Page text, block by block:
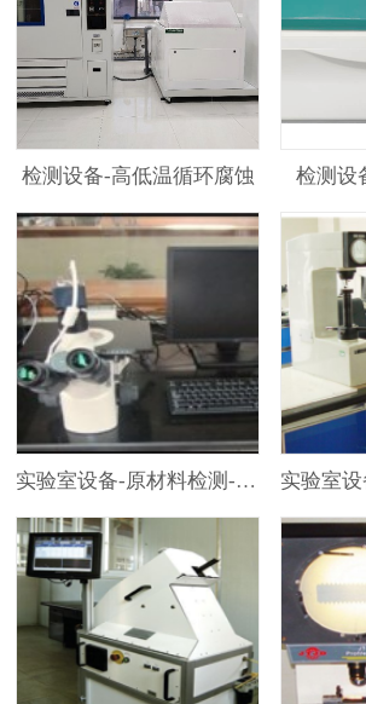
检测设备-高低温循环腐蚀 检测设
实验室设备-原材料检测-金相显微镜